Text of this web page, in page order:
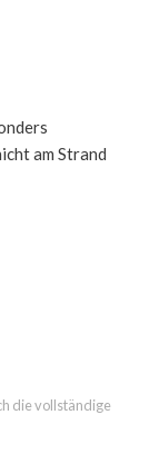
am Strand
die vollständige